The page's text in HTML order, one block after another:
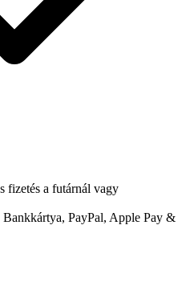
fizetés a futárnál vagy
Bankkártya, PayPal, Apple Pay &